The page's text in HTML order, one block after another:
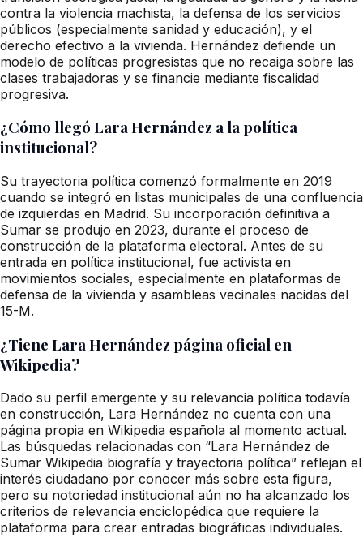
contra la violencia machista, la defensa de los servicios
públicos (especialmente sanidad y educación), y el
derecho efectivo a la vivienda. Hernández defiende un
modelo de políticas progresistas que no recaiga sobre las
clases trabajadoras y se financie mediante fiscalidad
progresiva.
¿Cómo llegó Lara Hernández a la política
institucional?
Su trayectoria política comenzó formalmente en 2019
cuando se integró en listas municipales de una confluencia
de izquierdas en Madrid. Su incorporación definitiva a
Sumar se produjo en 2023, durante el proceso de
construcción de la plataforma electoral. Antes de su
entrada en política institucional, fue activista en
movimientos sociales, especialmente en plataformas de
defensa de la vivienda y asambleas vecinales nacidas del
15-M.
¿Tiene Lara Hernández página oficial en
Wikipedia?
Dado su perfil emergente y su relevancia política todavía
en construcción, Lara Hernández no cuenta con una
página propia en Wikipedia española al momento actual.
Las búsquedas relacionadas con “Lara Hernández de
Sumar Wikipedia biografía y trayectoria política” reflejan el
interés ciudadano por conocer más sobre esta figura,
pero su notoriedad institucional aún no ha alcanzado los
criterios de relevancia enciclopédica que requiere la
plataforma para crear entradas biográficas individuales.